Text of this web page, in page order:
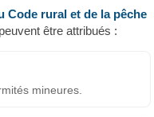
Code rural et de la pêche
être attribués :
mineures.